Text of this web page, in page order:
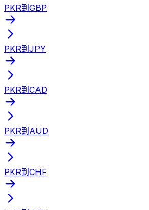
PKR到GBP
PKR到JPY
PKR到CAD
PKR到AUD
PKR到CHF